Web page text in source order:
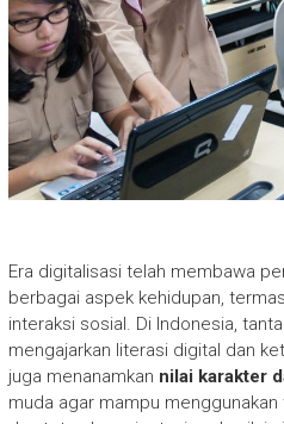
Era digitalisasi telah membawa
berbagai aspek kehidupan,
interaksi sosial. Di Indonesia,
mengajarkan literasi digital dan
juga menanamkan nilai karakter
muda agar mampu